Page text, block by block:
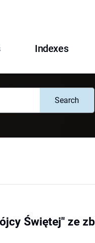
Indexes
Search
Świętej" ze